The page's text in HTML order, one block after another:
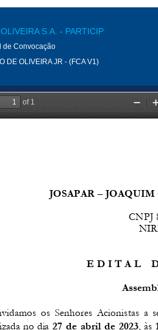
S.A. - PARTICIP
de Convocação
DE OLIVEIRA JR - (FCA V1)